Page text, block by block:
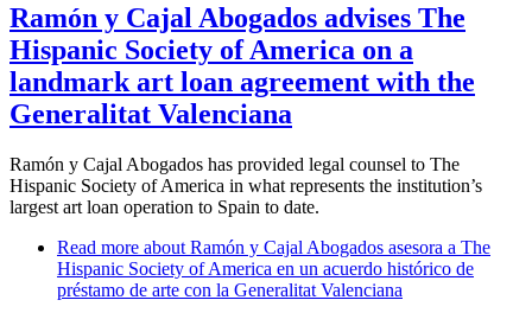
Ramón y Cajal Abogados advises The
Hispanic Society of America on a
landmark art loan agreement with the
Generalitat Valenciana
Ramón y Cajal Abogados has provided legal counsel to The
Hispanic Society of America in what represents the institution’s
largest art loan operation to Spain to date.
Read more about Ramón y Cajal Abogados asesora a The
Hispanic Society of America en un acuerdo histórico de
préstamo de arte con la Generalitat Valenciana